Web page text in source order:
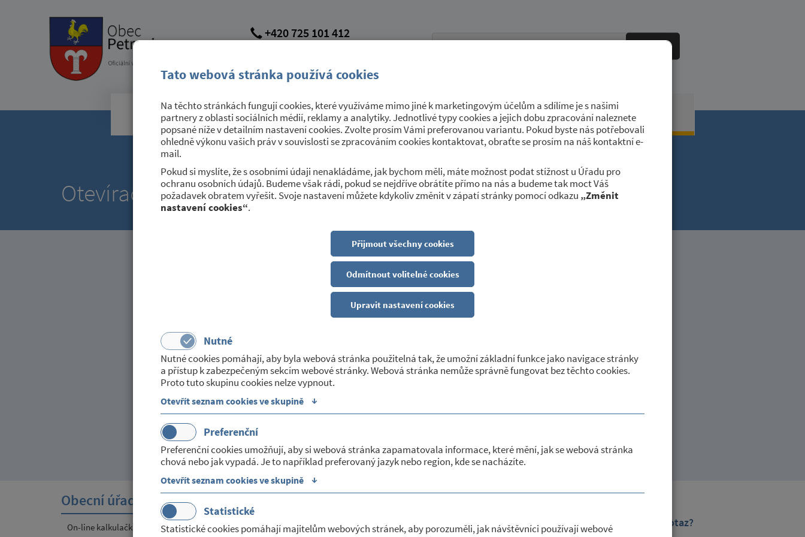
Tato webová stránka používá cookies
Na těchto stránkách fungují cookies, které využíváme mimo jiné k marketingovým účelům a sdílíme je s našimi
partnery z oblasti sociálních médií, reklamy a analytiky. Jednotlivé typy cookies a jejich dobu zpracování naleznete
popsané níže v detailním nastavení cookies. Zvolte prosím Vámi preferovanou variantu. Pokud byste nás potřebovali
ohledně výkonu vašich práv v souvislosti se zpracováním cookies kontaktovat, obraťte se prosím na náš kontaktní e-
mail.
Pokud si myslíte, že s osobními údaji nenakládáme, jak bychom měli, máte možnost podat stížnost u Úřadu pro
ochranu osobních údajů. Budeme však rádi, pokud se nejdříve obrátíte přímo na nás a budeme tak moct Váš
požadavek obratem vyřešit. Svoje nastavení můžete kdykoliv změnit v zápatí stránky pomocí odkazu „Změnit
nastavení cookies“.
Přijmout všechny cookies
Odmítnout volitelné cookies
Upravit nastavení cookies
Nutné
Nutné cookies pomáhají, aby byla webová stránka použitelná tak, že umožní základní funkce jako navigace stránky
a přístup k zabezpečeným sekcím webové stránky. Webová stránka nemůže správně fungovat bez těchto cookies.
Proto tuto skupinu cookies nelze vypnout.
Otevřít seznam cookies ve skupině ↓
Preferenční
Preferenční cookies umožňují, aby si webová stránka zapamatovala informace, které mění, jak se webová stránka
chová nebo jak vypadá. Je to například preferovaný jazyk nebo region, kde se nacházíte.
Otevřít seznam cookies ve skupině ↓
Statistické
Statistické cookies pomáhají majitelům webových stránek, aby porozuměli, jak návštěvníci používají webové
+420 725 101 412
Obecní úřad Úřední deska Sport a kultura O obci Kontakty
Otevírací doba lékárny v Okříškách
OTEVÍRACÍ DOBA LÉKÁRNY V OKŘÍŠKÁCH
V týdnu od 14. do 18.2.2022 bude lékárna v Okříškách otevřena takto:
pondělí a úterý: 7:30-12:00 hodin, středa - pátek 7:30 -12:00 a 13:00-15:00 hodin.
Zveřejnila: Helena Moudrá
Obecní úřad
On-line kalkulačka poplatků v obci Místní lidová knihovna Základní informace Máte dotaz?